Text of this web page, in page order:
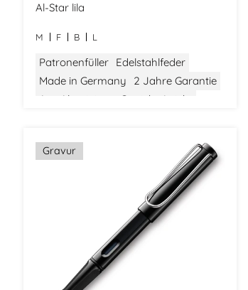
Al-Star lila
M F B L
Patronenfüller Edelstahlfeder
Made in Germany
2 Jahre Garantie
Aus Aluminium
Gewicht: Leicht
Gravur